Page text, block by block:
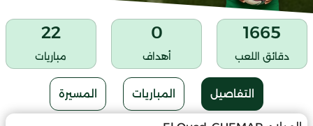
1665
دقائق اللعب
0
أهداف
22
مباريات
التفاصيل المباريات المسيرة